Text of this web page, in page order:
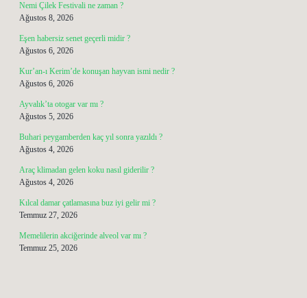
Nemi Çilek Festivali ne zaman ?
Ağustos 8, 2026
Eşen habersiz senet geçerli midir ?
Ağustos 6, 2026
Kur’an-ı Kerim’de konuşan hayvan ismi nedir ?
Ağustos 6, 2026
Ayvalık’ta otogar var mı ?
Ağustos 5, 2026
Buhari peygamberden kaç yıl sonra yazıldı ?
Ağustos 4, 2026
Araç klimadan gelen koku nasıl giderilir ?
Ağustos 4, 2026
Kılcal damar çatlamasına buz iyi gelir mi ?
Temmuz 27, 2026
Memelilerin akciğerinde alveol var mı ?
Temmuz 25, 2026